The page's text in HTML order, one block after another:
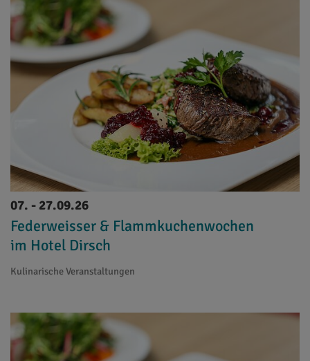
07. - 27.09.26
Federweisser & Flammkuchenwochen
im Hotel Dirsch
Kulinarische Veranstaltungen